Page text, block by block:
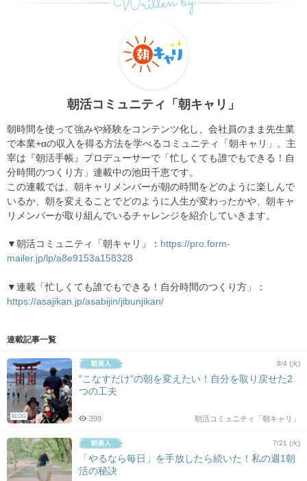
朝活コミュニティ「朝キャリ」
朝時間を使って強みや経験をコンテンツ化し、会社員のまま先生業
で本業+αの収入を得る方法を学べるコミュニティ「朝キャリ」。主
宰は『朝活手帳』プロデューサーで「忙しくても誰でもできる！自
分時間のつくり方」連載中の池田千恵です。
この連載では、朝キャリメンバーが朝の時間をどのように楽しんで
いるか、朝を変えることでどのように人生が変わったかや、朝キャ
リメンバーが取り組んでいるチャレンジを紹介していきます。
▼朝活コミュニティ「朝キャリ」： https://pro.form-
mailer.jp/lp/a8e9153a158328
▼連載「忙しくても誰でもできる！自分時間のつくり方」：
https://asajikan.jp/asabijin/jibunjikan/
連載記事一覧
BLOG
8/4 (火)
“こなすだけ”の朝を変えたい！自分を取り戻せた2
つの工夫
朝活コミュニティ「朝キャリ」
399
7/21 (火)
「やるなら毎日」を手放したら続いた！私の週1朝
活の秘訣